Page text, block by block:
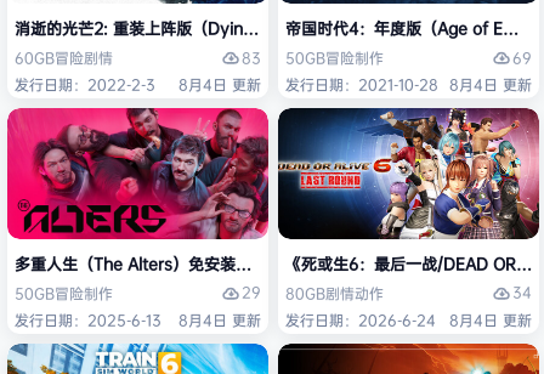
消逝的光芒2: 重装上阵版（Dying Light 2 Stay Human: Reloaded
60GB冒险剧情
83
发行日期：2022-2-3
8月4日 更新
帝国时代4：年度版（Age of
50GB冒险制作
69
发行日期：2021-10-28 8月4日 更新
多重人生（The Alters）免安装中文版
50GB冒险制作
29
发行日期：2025-6-13
8月4日 更新
《死或生6：最后一战/DEAD OR
80GB剧情动作
34
发行日期：2026-6-24
8月4日 更新